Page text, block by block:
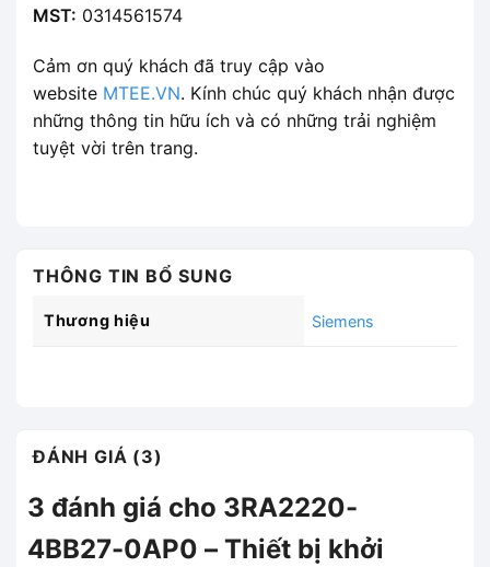
MST: 0314561574
Cảm ơn quý khách đã truy cập vào
website MTEE.VN. Kính chúc quý khách nhận được
những thông tin hữu ích và có những trải nghiệm
tuyệt vời trên trang.
THÔNG TIN BỔ SUNG
Thương hiệu Siemens
ĐÁNH GIÁ (3)
3 đánh giá cho 3RA2220-
4BB27-0AP0 – Thiết bị khởi